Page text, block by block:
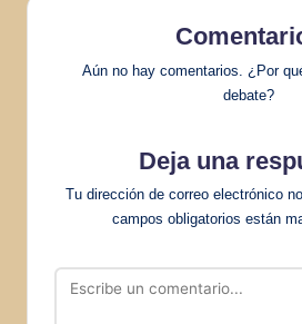
Aún no hay comentarios. ¿Por
debate?
Deja una
Tu dirección de correo electrónico
campos obligatorios están